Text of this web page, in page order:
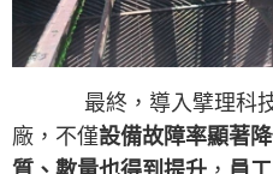
最終，導入擘理科技
廠，不僅設備故障率顯著